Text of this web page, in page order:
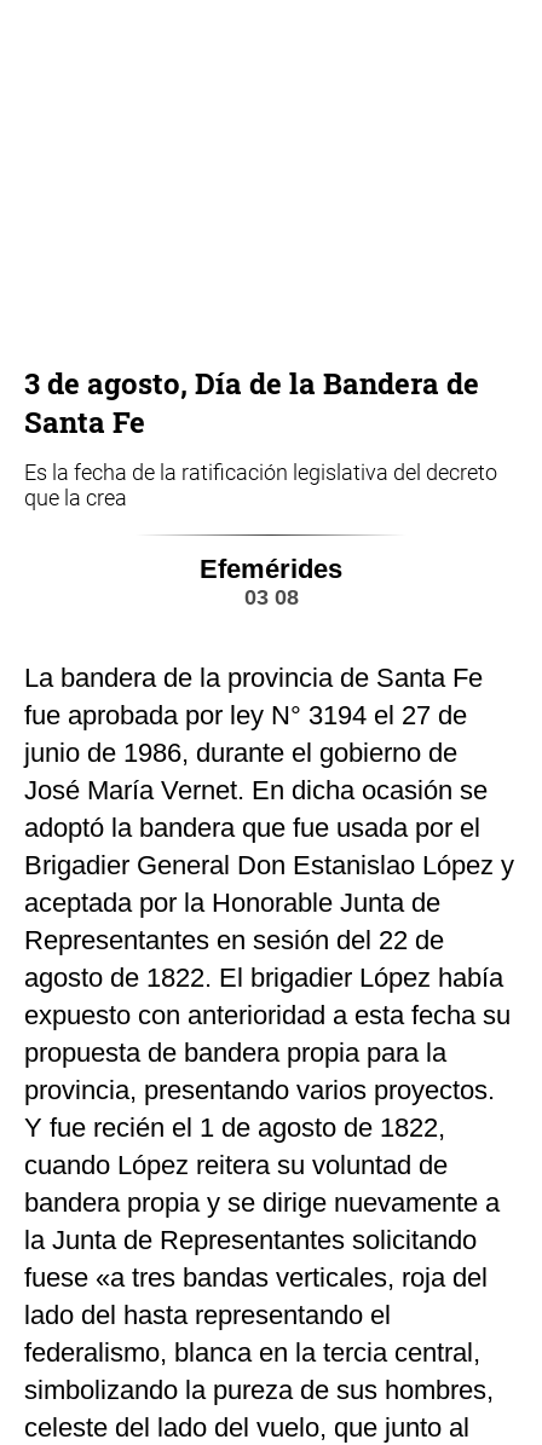
3 de agosto, Día de la Bandera de
Santa Fe
Es la fecha de la ratificación legislativa del decreto
que la crea
Efemérides
03 08
La bandera de la provincia de Santa Fe
fue aprobada por ley N° 3194 el 27 de
junio de 1986, durante el gobierno de
José María Vernet. En dicha ocasión se
adoptó la bandera que fue usada por el
Brigadier General Don Estanislao López y
aceptada por la Honorable Junta de
Representantes en sesión del 22 de
agosto de 1822. El brigadier López había
expuesto con anterioridad a esta fecha su
propuesta de bandera propia para la
provincia, presentando varios proyectos.
Y fue recién el 1 de agosto de 1822,
cuando López reitera su voluntad de
bandera propia y se dirige nuevamente a
la Junta de Representantes solicitando
fuese «a tres bandas verticales, roja del
lado del hasta representando el
federalismo, blanca en la tercia central,
simbolizando la pureza de sus hombres,
celeste del lado del vuelo, que junto al